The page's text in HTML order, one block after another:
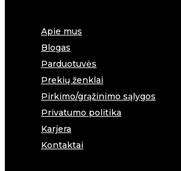
Apie mus
Blogas
Parduotuvės
Prekių ženklai
Pirkimo/grąžinimo sąlygos
Privatumo politika
Karjera
Kontaktai